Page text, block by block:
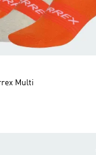
Multi